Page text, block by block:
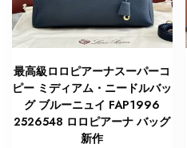
最高級ロロピアーナスーパーコ
ピー ミディアム・ニードルバッ
グ ブルーニュイ FAP1996
2526548 ロロピアーナ バッグ
新作